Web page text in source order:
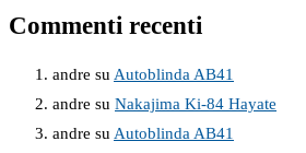
Commenti recenti
andre su Autoblinda AB41
andre su Nakajima Ki-84 Hayate
andre su Autoblinda AB41